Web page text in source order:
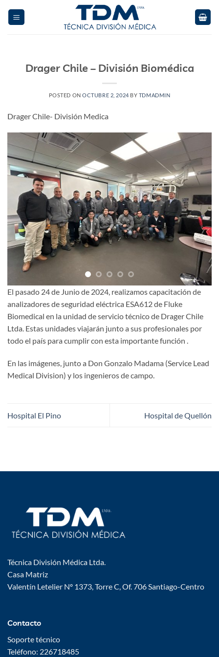
Drager Chile – División Biomédica
POSTED ONOCTUBRE 2, 2024 BY TDMADMIN
Drager Chile- División Medica
El pasado 24 de Junio de 2024, realizamos capacitación de
analizadores de seguridad eléctrica ESA612 de Fluke
Biomedical en la unidad de servicio técnico de Drager Chile
Ltda. Estas unidades viajarán junto a sus profesionales por
todo el país para cumplir con esta importante función .
En las imágenes, junto a Don Gonzalo Madama (Service Lead
Medical Division) y los ingenieros de campo.
Hospital El Pino Hospital de Quellón
Técnica División Médica Ltda.
Casa Matriz
Valentín Letelier Nº 1373, Torre C, Of. 706 Santiago-Centro
Contacto
Soporte técnico
Teléfono: 226718485